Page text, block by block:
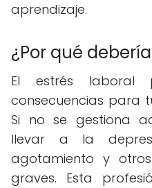
aprendizaje.
¿Por qué
El estrés laboral
consecuencias para
Si no se gestiona
llevar a la
agotamiento y
graves. Esta